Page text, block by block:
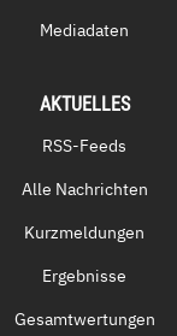
Mediadaten
AKTUELLES
RSS-Feeds
Alle Nachrichten
Kurzmeldungen
Ergebnisse
Gesamtwertungen